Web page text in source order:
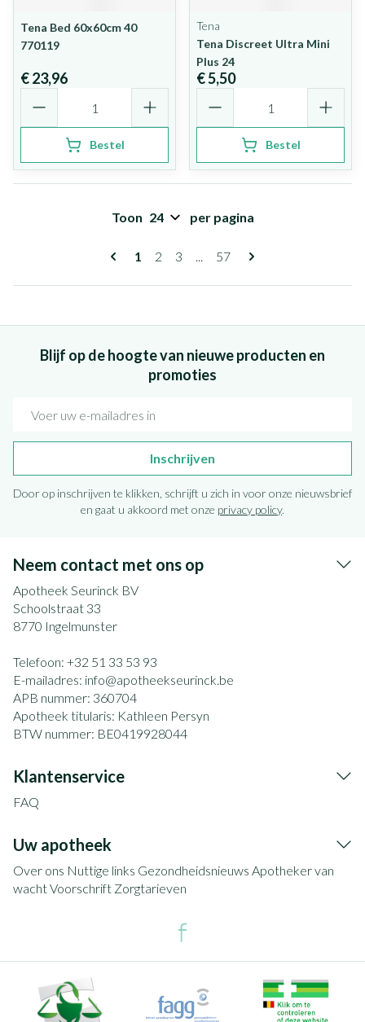
Tena Bed 60x60cm 40
770119
€ 23,96
Bestel
Tena
Tena Discreet Ultra Mini
Plus 24
€ 5,50
Bestel
Pagina's
U lees momenteel pagina
1 Pagina
2 Pagina
3 ... Pagina
57
Toon per pagina
Blijf op de hoogte van nieuwe producten en
promoties
Inschrijven
Door op inschrijven te klikken, schrijft u zich in voor onze nieuwsbrief
en gaat u akkoord met onze privacy policy.
Neem contact met ons op
Apotheek Seurinck BV
Schoolstraat 33
8770 Ingelmunster
Telefoon: +32 51 33 53 93
E-mailadres: info@apotheekseurinck.be
APB nummer: 360704
Apotheek titularis: Kathleen Persyn
BTW nummer: BE0419928044
Klantenservice
FAQ
Uw apotheek
Over ons Nuttige links Gezondheidsnieuws Apotheker van
wachtVoorschrift Zorgtarieven